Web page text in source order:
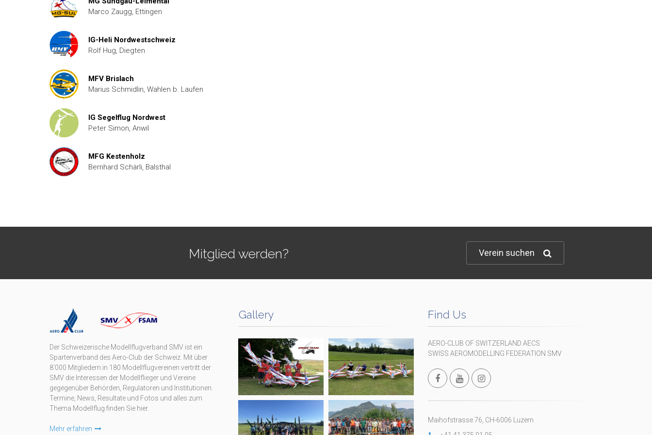
Marco Zaugg, Ettingen
IG-Heli Nordwestschweiz
Rolf Hug, Diegten
MFV Brislach
Marius Schmidlin, Wahlen b. Laufen
IG Segelflug Nordwest
Peter Simon, Anwil
MFG Kestenholz
Bernhard Schärli, Balsthal
Mitglied werden? Verein suchen
Der Schweizerische Modellflugverband SMV ist ein
Spartenverband des Aero-Club der Schweiz. Mit über
8'000 Mitgliedern in 180 Modellflugvereinen vertritt der
SMV die Interessen der Modellflieger und Vereine
gegegenüber Behörden, Regulatoren und Institutionen.
Termine, News, Resultate und Fotos und alles zum
Thema Modellflug finden Sie hier.
Mehr erfahren
Gallery Find Us
AERO-CLUB OF SWITZERLAND AECS
SWISS AEROMODELLING FEDERATION SMV
Maihofstrasse 76, CH-6006 Luzern